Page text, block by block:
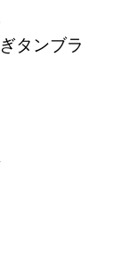
タンブラ